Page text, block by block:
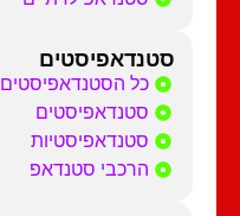
סטנדאפיסטים
כל הסטנדאפיסטים
סטנדאפיסטים
סטנדאפיסטיות
הרכבי סטנדאפ